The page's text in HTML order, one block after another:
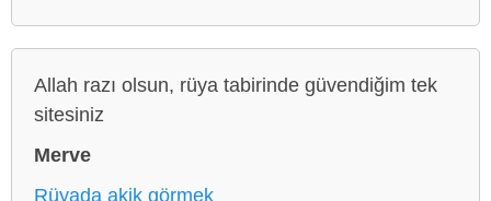
Allah razı olsun, rüya tabirinde güvendiğim tek
sitesiniz
Merve
Rüyada akik görmek